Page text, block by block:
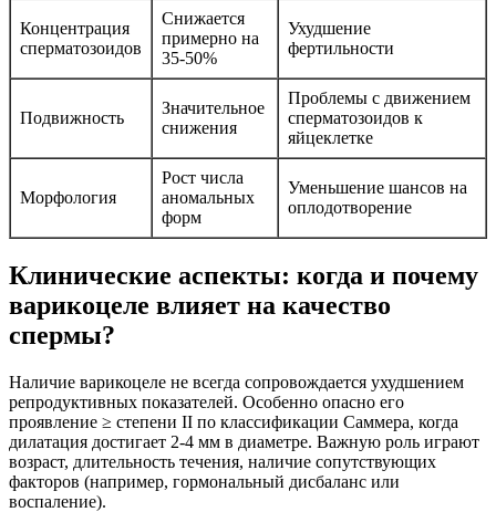
Концентрация
сперматозоидов
Снижается
примерно на
35-50%
Ухудшение
фертильности
Подвижность
Значительное
снижения
Проблемы с движением
сперматозоидов к
яйцеклетке
Морфология
Рост числа
аномальных
форм
Уменьшение шансов на
оплодотворение
Клинические аспекты: когда и почему
варикоцеле влияет на качество
спермы?
Наличие варикоцеле не всегда сопровождается ухудшением
репродуктивных показателей. Особенно опасно его
проявление ≥ степени II по классификации Саммера, когда
дилатация достигает 2-4 мм в диаметре. Важную роль играют
возраст, длительность течения, наличие сопутствующих
факторов (например, гормональный дисбаланс или
воспаление).